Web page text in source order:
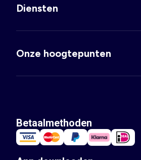
Diensten
Onze hoogtepunten
Betaalmethoden